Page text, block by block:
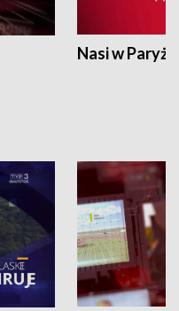
Nasi w Paryżu